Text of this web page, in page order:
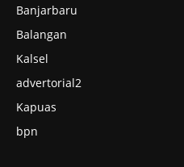
Banjarbaru
Balangan
Kalsel
advertorial2
Kapuas
bpn